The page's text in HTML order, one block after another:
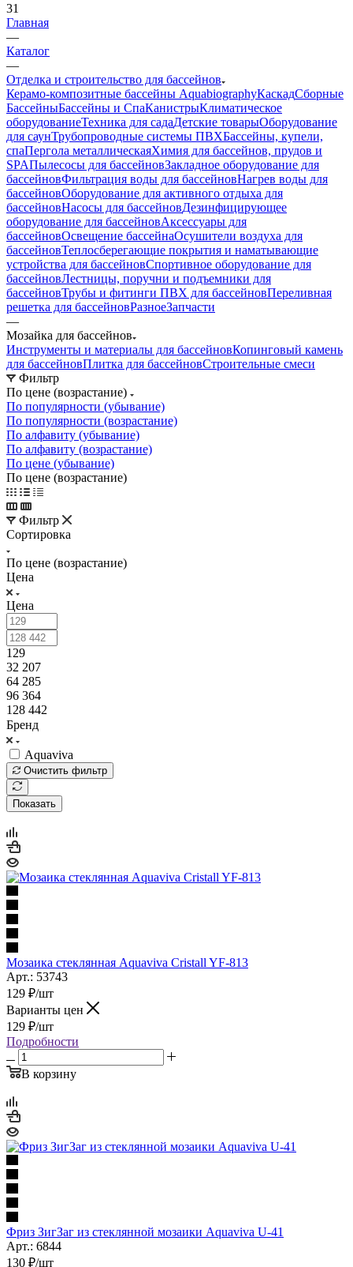
31
Главная
—
Каталог
—
Отделка и строительство для бассейнов
Керамо-композитные бассейны AquabiographyКаскадСборные
БассейныБассейны и СпаКанистрыКлиматическое
оборудованиеТехника для садаДетские товарыОборудование
для саунТрубопроводные системы ПВХБассейны, купели,
спаПергола металлическаяХимия для бассейнов, прудов и
SPAПылесосы для бассейновЗакладное оборудование для
бассейновФильтрация воды для бассейновНагрев воды для
бассейновОборудование для активного отдыха для
бассейновНасосы для бассейновДезинфицирующее
оборудование для бассейновАксессуары для
бассейновОсвещение бассейнаОсушители воздуха для
бассейновТеплосберегающие покрытия и наматывающие
устройства для бассейновСпортивное оборудование для
бассейновЛестницы, поручни и подъемники для
бассейновТрубы и фитинги ПВХ для бассейновПереливная
решетка для бассейновРазноеЗапчасти
—
Мозайка для бассейнов
Инструменты и материалы для бассейновКопинговый камень
для бассейновПлитка для бассейновСтроительные смеси
Фильтр
По цене (возрастание)
По популярности (убывание)
По популярности (возрастание)
По алфавиту (убывание)
По алфавиту (возрастание)
По цене (убывание)
По цене (возрастание)
Фильтр
Сортировка
По цене (возрастание)
Цена
Цена
129
32 207
64 285
96 364
128 442
Бренд
Aquaviva
Очистить фильтр
Показать
Мозаика стеклянная Aquaviva Сristall YF-813
Арт.: 53743
129 ₽/шт
Варианты цен
129 ₽/шт
Подробности
В корзину
Фриз ЗигЗаг из стеклянной мозаики Aquaviva U-41
Арт.: 6844
130 ₽/шт